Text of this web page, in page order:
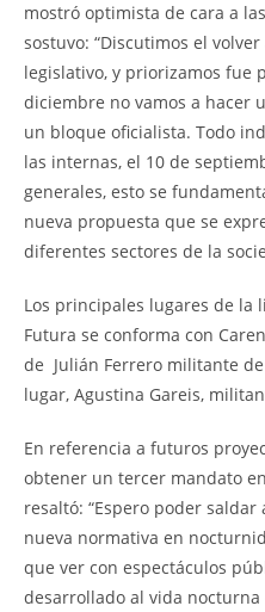
mostró optimista de cara a
sostuvo: “Discutimos el
legislativo, y priorizamos fue
diciembre no vamos a hacer
un bloque oficialista. Todo
las internas, el 10 de
generales, esto se
nueva propuesta que se
diferentes sectores de la
Los principales lugares de la
Futura se conforma con
de Julián Ferrero militante
lugar, Agustina Gareis,
En referencia a futuros
obtener un tercer mandato
resaltó: “Espero poder
nueva normativa en
que ver con espectáculos
desarrollado al vida